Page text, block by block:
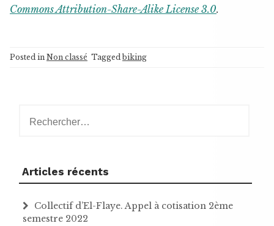
Commons Attribution-Share-Alike License 3.0.
Posted in Non classé Tagged biking
Articles récents
Collectif d’El-Flaye. Appel à cotisation 2ème
semestre 2022